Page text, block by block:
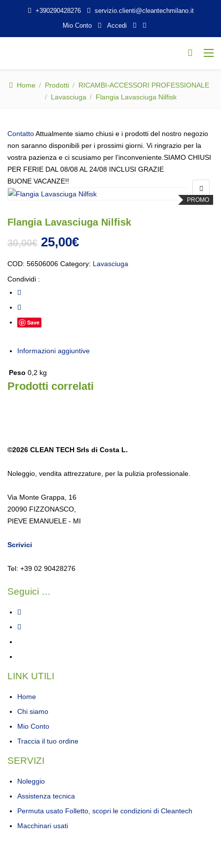
+390290428276
servizio.clienti@cleantechmilano.it
Mio Conto
Accedi
Home Prodotti
RICAMBI-ACCESSORI PROFESSIONALE
Lavasciuga
Flangia Lavasciuga Nilfisk
ContattoAttualmente siamo chiusi e i prodotti del nostro negozio
non saranno disponibili per i prossimi giorni. Vi ringrazio per la
vostra pazienza e ci scusiamo per l’inconveniente.SIAMO CHIUSI
PER FERIE DAL 08/08 AL 24/08 INCLUSI GRAZIE
BUONE VACANZE!!
PROMO
Flangia Lavasciuga Nilfisk
30,00€ Il prezzo originale era: 30,00€.
25,00€Il prezzo attuale è:
COD: 56506006 Category: Lavasciuga
Condividi :
Save
Informazioni aggiuntive
Peso 0,2 kg
Prodotti correlati
©2026 CLEAN TECH Srls di Costa L.
Noleggio, vendita attrezzature, per la pulizia professionale.
Via Monte Grappa, 16
20090 FIZZONASCO,
PIEVE EMANUELE - MI
Scrivici
Tel: +39 02 90428276
Seguici …
LINK UTILI
Home
Chi siamo
Mio Conto
Traccia il tuo ordine
SERVIZI
Noleggio
Assistenza tecnica
Permuta usato Folletto, scopri le condizioni di Cleantech
Macchinari usati